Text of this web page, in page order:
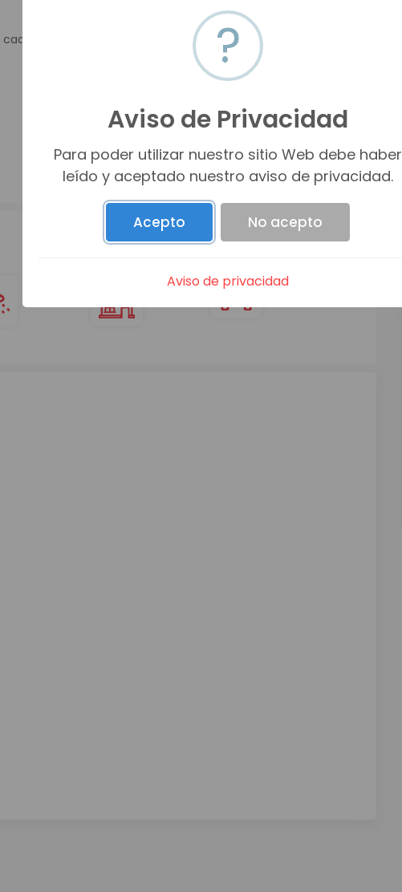
nivel tiene su cocina y terraza con vista al bar, cuenta
6
PISOS
2
AUTOS
2
?
Aviso de Privacidad
Para poder utilizar nuestro sitio Web debe haber
leído y aceptado nuestro aviso de privacidad.
Acepto No acepto
Aviso de privacidad